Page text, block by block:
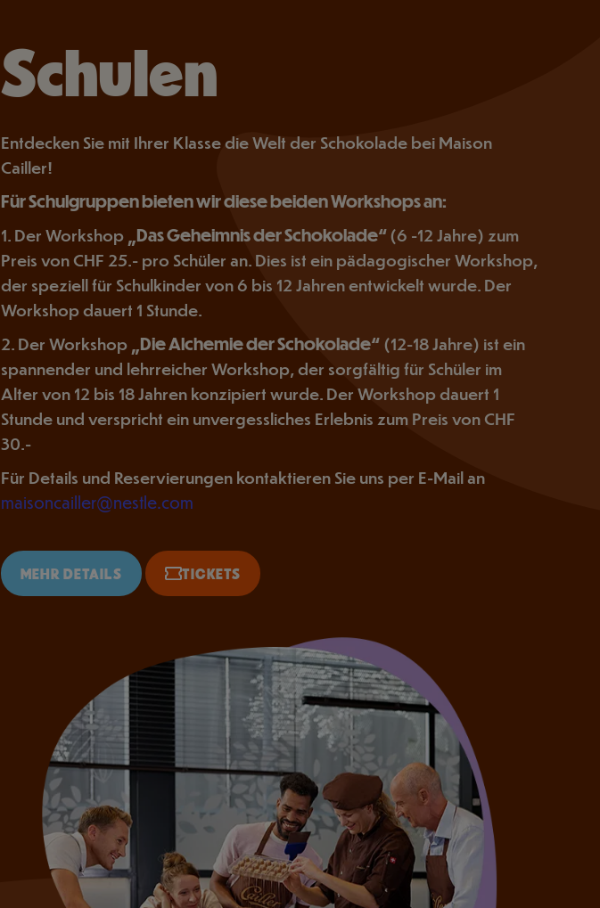
Schulen
Entdecken Sie mit Ihrer Klasse die Welt der Schokolade bei Maison
Cailler!
Für Schulgruppen bieten wir diese beiden Workshops an:
1. Der Workshop
„Das Geheimnis der Schokolade“(6 -12 Jahre) zum
Preis von CHF 25.- pro Schüler an. Dies ist ein pädagogischer Workshop,
der speziell für Schulkinder von 6 bis 12 Jahren entwickelt wurde. Der
Workshop dauert 1 Stunde.
2. Der Workshop
„Die Alchemie der Schokolade“ (12-18 Jahre) ist ein
spannender und lehrreicher Workshop, der sorgfältig für Schüler im
Alter von 12 bis 18 Jahren konzipiert wurde. Der Workshop dauert 1
Stunde und verspricht ein unvergessliches Erlebnis zum Preis von CHF
30.-
Für Details und Reservierungen kontaktieren Sie uns per E-Mail an
maisoncailler@nestle.com
MEHR DETAILS TICKETS